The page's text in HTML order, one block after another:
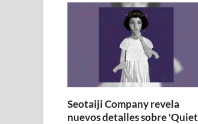
Seotaiji Company revela
nuevos detalles sobre 'Quiet